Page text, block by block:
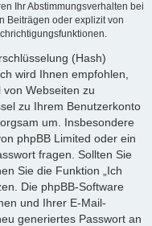
Ihr Abstimmungsverhalten bei
Beiträgen oder explizit von
(Hash)
wird Ihnen empfohlen,
Webseiten zu
zu Ihrem Benutzerkonto
um. Insbesondere
phpBB Limited oder ein
fragen. Sollten Sie
Sie die Funktion „Ich
Die phpBB-Software
und Ihrer E-Mail-
generiertes Passwort an